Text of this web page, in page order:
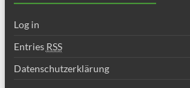
Log in
Entries RSS
Datenschutzerklärung